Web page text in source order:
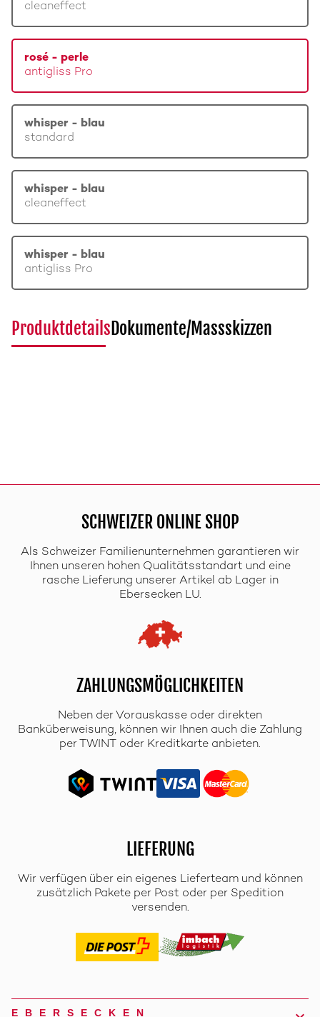
cleaneffect
rosé - perle
antigliss Pro
whisper - blau
standard
whisper - blau
cleaneffect
whisper - blau
antigliss Pro
ProduktdetailsDokumente/Massskizzen
SCHWEIZER ONLINE SHOP
Als Schweizer Familienunternehmen garantieren wir
Ihnen unseren hohen Qualitätsstandart und eine
rasche Lieferung unserer Artikel ab Lager in
Ebersecken LU.
ZAHLUNGSMÖGLICHKEITEN
Neben der Vorauskasse oder direkten
Banküberweisung, können wir Ihnen auch die Zahlung
per TWINT oder Kreditkarte anbieten.
LIEFERUNG
Wir verfügen über ein eigenes Lieferteam und können
zusätzlich Pakete per Post oder per Spedition
versenden.
EBERSECKEN